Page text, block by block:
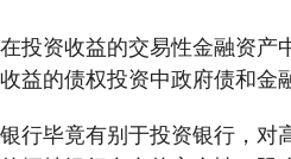
在投资收益的交易性金融资产
收益的债权投资中政府债和金
银行毕竟有别于投资银行，对